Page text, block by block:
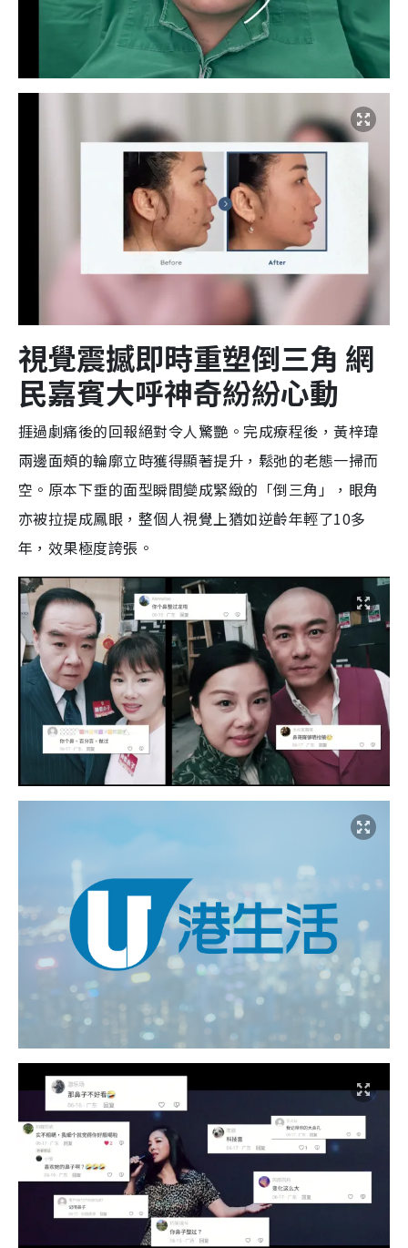
視覺震撼即時重塑倒三角 網
民嘉賓大呼神奇紛紛心動
捱過劇痛後的回報絕對令人驚艷。完成療程後，黃梓瑋
兩邊面頰的輪廓立時獲得顯著提升，鬆弛的老態一掃而
空。原本下垂的面型瞬間變成緊緻的「倒三角」，眼角
亦被拉提成鳳眼，整個人視覺上猶如逆齡年輕了10多
年，效果極度誇張。